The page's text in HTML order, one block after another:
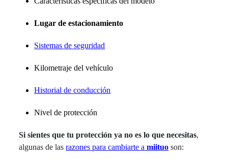
Lugar de estacionamiento
Sistemas de seguridad
Kilometraje del vehículo
Historial de conducción
Nivel de protección
Si sientes que tu protección ya no es lo que necesitas,
algunas de las razones para cambiarte a miituo son: